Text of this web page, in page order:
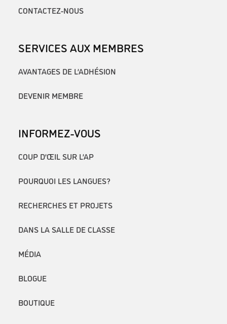
CONTACTEZ-NOUS
SERVICES AUX MEMBRES
AVANTAGES DE L’ADHÉSION
DEVENIR MEMBRE
INFORMEZ-VOUS
COUP D’ŒIL SUR L’AP
POURQUOI LES LANGUES?
RECHERCHES ET PROJETS
DANS LA SALLE DE CLASSE
MÉDIA
BLOGUE
BOUTIQUE